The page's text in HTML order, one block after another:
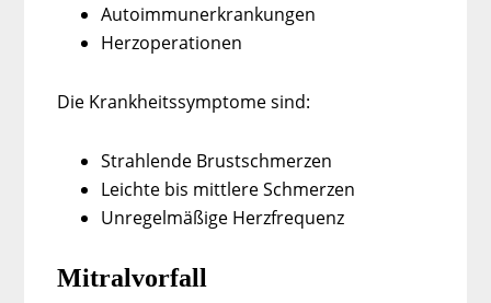
Autoimmunerkrankungen
Herzoperationen
Die Krankheitssymptome sind:
Strahlende Brustschmerzen
Leichte bis mittlere Schmerzen
Unregelmäßige Herzfrequenz
Mitralvorfall